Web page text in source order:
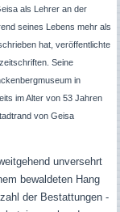
als Lehrer an der
seines Lebens mehr als
hat, veröffentlichte
Seine
in
im Alter von 53 Jahren
von Geisa
unversehrt
bewaldeten Hang
der Bestattungen -